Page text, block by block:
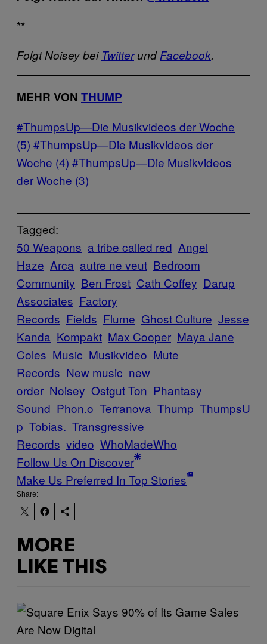
**
Folgt Noisey bei TwitterundFacebook.
MEHR VON THUMP
#ThumpsUp—Die Musikvideos der Woche
(5) #ThumpsUp—Die Musikvideos der
Woche (4) #ThumpsUp—Die Musikvideos
der Woche (3)
Tagged:
50 Weapons a tribe called red Angel
Haze Arca autre ne veut Bedroom
Community Ben Frost Cath Coffey Darup
Associates Factory
Records Fields Flume Ghost Culture Jesse
Kanda Kompakt Max Cooper Maya Jane
Coles Music Musikvideo Mute
Records New music new
order Noisey Ostgut Ton Phantasy
Sound Phon.o Terranova Thump ThumpsU
p Tobias. Transgressive
Records video WhoMadeWho
Follow Us On Discover
Make Us Preferred In Top Stories
Share:
MORE
LIKE THIS